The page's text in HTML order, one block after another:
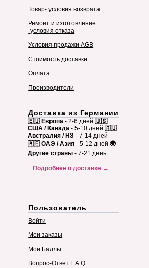
Товар- условия возврата
Ремонт и изготовление
-условия отказа
Условия продажи AGB
Стоимость доставки
Оплата
Производители
Доставка из Германии
🇪🇺 Европа - 2-6 дней 🇺🇸
США / Канада - 5-10 дней 🇦🇺
Австралия / НЗ - 7-14 дней
🇦🇪 ОАЭ / Азия - 5-12 дней 🌍
Другие страны - 7-21 день
Подробнее о доставке →
Пользователь
Войти
Мои заказы
Мои Баллы
Вопрос-Ответ F.A.Q.